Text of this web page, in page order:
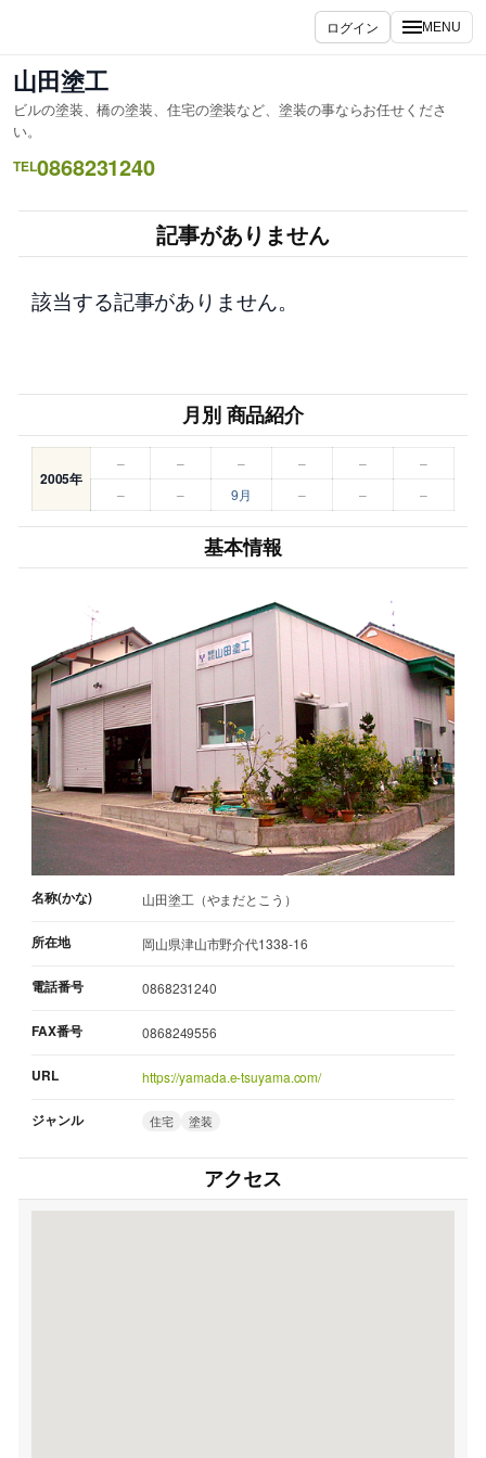
ス
キ
ッ
プ
ログイン MENU
山田塗工
ビルの塗装、橋の塗装、住宅の塗装など、塗装の事ならお任せくださ
い。
TEL0868231240
記事がありません
該当する記事がありません。
月別 商品紹介
2005年
– – – – –
–
–
– 9月 – – –
基本情報
名称(かな) 山田塗工（やまだとこう）
所在地 岡山県津山市野介代1338-16
電話番号 0868231240
FAX番号 0868249556
URL https://yamada.e-tsuyama.com/
ジャンル 住宅 塗装
アクセス